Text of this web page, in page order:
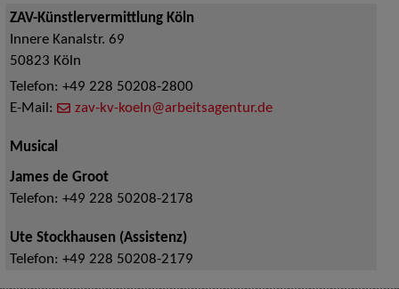
ZAV-Künstlervermittlung Köln
Innere Kanalstr. 69
50823 Köln
Telefon: +49 228 50208-2800
E-Mail:
zav-kv-koeln@arbeitsagentur.de
Musical
James de Groot
Telefon: +49 228 50208-2178
Ute Stockhausen (Assistenz)
Telefon: +49 228 50208-2179